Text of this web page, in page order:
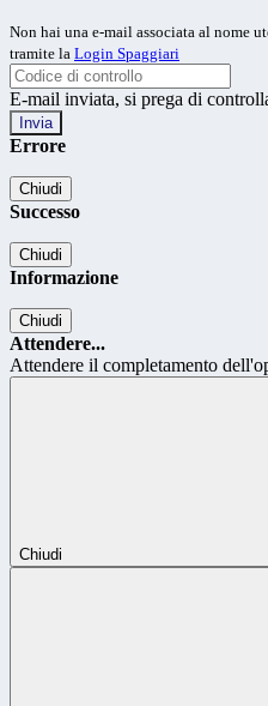
Non hai una e-mail associata al nome
tramite la Login Spaggiari
E-mail inviata, si prega di
Errore
Chiudi
Successo
Chiudi
Informazione
Chiudi
Attendere...
Attendere il completamento
Chiudi